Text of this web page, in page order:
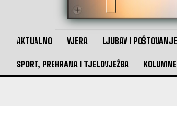
AKTUALNO VJERA LJUBAV I POŠTOVANJE
SPORT, PREHRANA I TJELOVJEŽBA KOLUMNE